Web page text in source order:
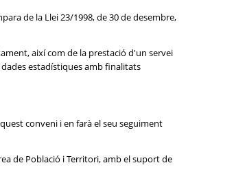
de la Llei 23/1998, de 30 de desembre,
així com de la prestació d'un servei
estadístiques amb finalitats
conveni i en farà el seu seguiment
de Població i Territori, amb el suport de